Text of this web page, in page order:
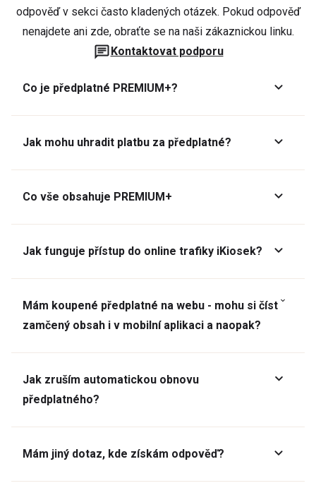
odpověď v sekci často kladených otázek. Pokud odpověď
nenajdete ani zde, obraťte se na naši zákaznickou linku.
Kontaktovat podporu
Co je předplatné PREMIUM+?
Jak mohu uhradit platbu za předplatné?
Co vše obsahuje PREMIUM+
Jak funguje přístup do online trafiky iKiosek?
Mám koupené předplatné na webu - mohu si číst
zamčený obsah i v mobilní aplikaci a naopak?
Jak zruším automatickou obnovu
předplatného?
Mám jiný dotaz, kde získám odpověď?